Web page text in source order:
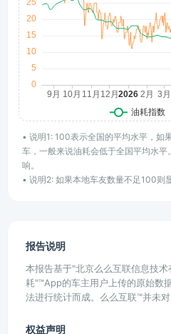
• 说明1: 100表示全国的平均水平，如
车，一般来说油耗会低于全国平均水
响。
• 说明2: 如果本地车友数量不足100则
报告说明
本报告基于"北京么么互联信息技
耗"™App的车主用户上传的原始数
法进行统计而成。么么互联™并未对
权益声明